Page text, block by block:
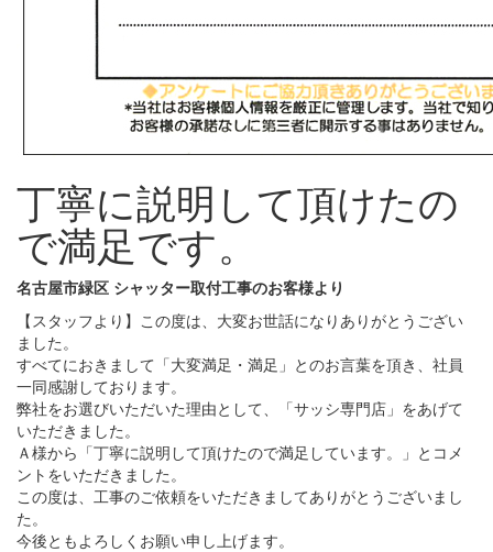
丁寧に説明して頂けたの
で満足です。
名古屋市緑区 シャッター取付工事のお客様より
【スタッフより】この度は、大変お世話になりありがとうござい
ました。
すべてにおきまして「大変満足・満足」とのお言葉を頂き、社員
一同感謝しております。
弊社をお選びいただいた理由として、「サッシ専門店」をあげて
いただきました。
Ａ様から「丁寧に説明して頂けたので満足しています。」とコメ
ントをいただきました。
この度は、工事のご依頼をいただきましてありがとうございまし
た。
今後ともよろしくお願い申し上げます。